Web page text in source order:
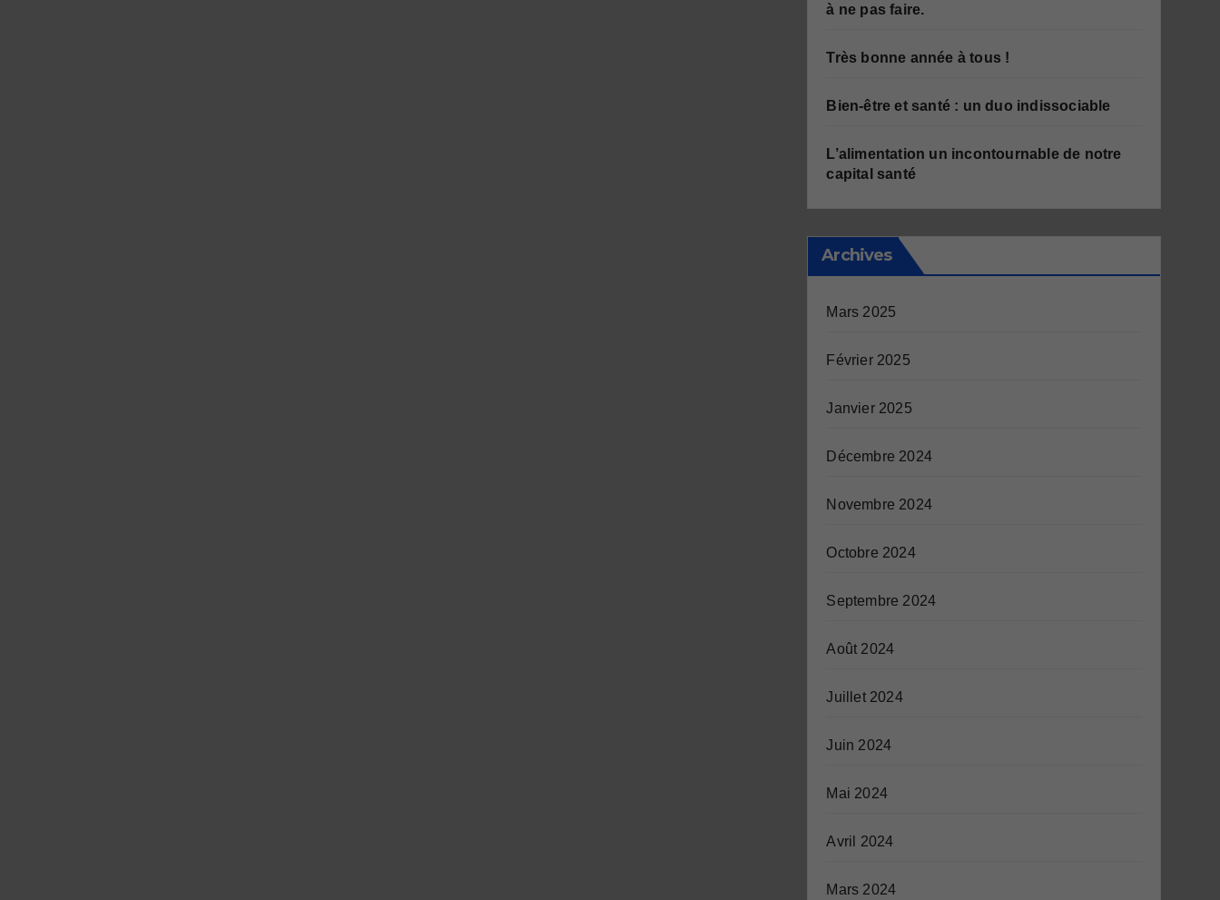
à ne pas faire.
Très bonne année à tous !
Bien-être et santé : un duo indissociable
L’alimentation un incontournable de notre
capital santé
Archives
Mars 2025
Février 2025
Janvier 2025
Décembre 2024
Novembre 2024
Octobre 2024
Septembre 2024
Août 2024
Juillet 2024
Juin 2024
Mai 2024
Avril 2024
Mars 2024